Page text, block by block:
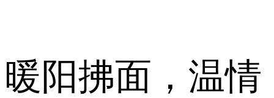
暖阳拂面，温情